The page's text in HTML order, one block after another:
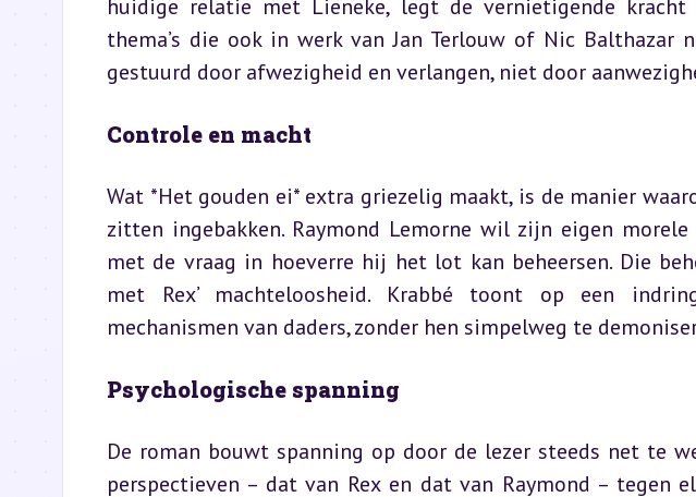
huidige relatie met Lieneke, legt de vernietigende
thema’s die ook in werk van Jan Terlouw of Nic Balthazar
gestuurd door afwezigheid en verlangen, niet door
Controle en macht
Wat *Het gouden ei* extra griezelig maakt, is de manier
zitten ingebakken. Raymond Lemorne wil zijn eigen
met de vraag in hoeverre hij het lot kan beheersen. Die
met Rex’ machteloosheid. Krabbé toont op een
mechanismen van daders, zonder hen simpelweg te
Psychologische spanning
De roman bouwt spanning op door de lezer steeds net te
perspectieven – dat van Rex en dat van Raymond – tegen